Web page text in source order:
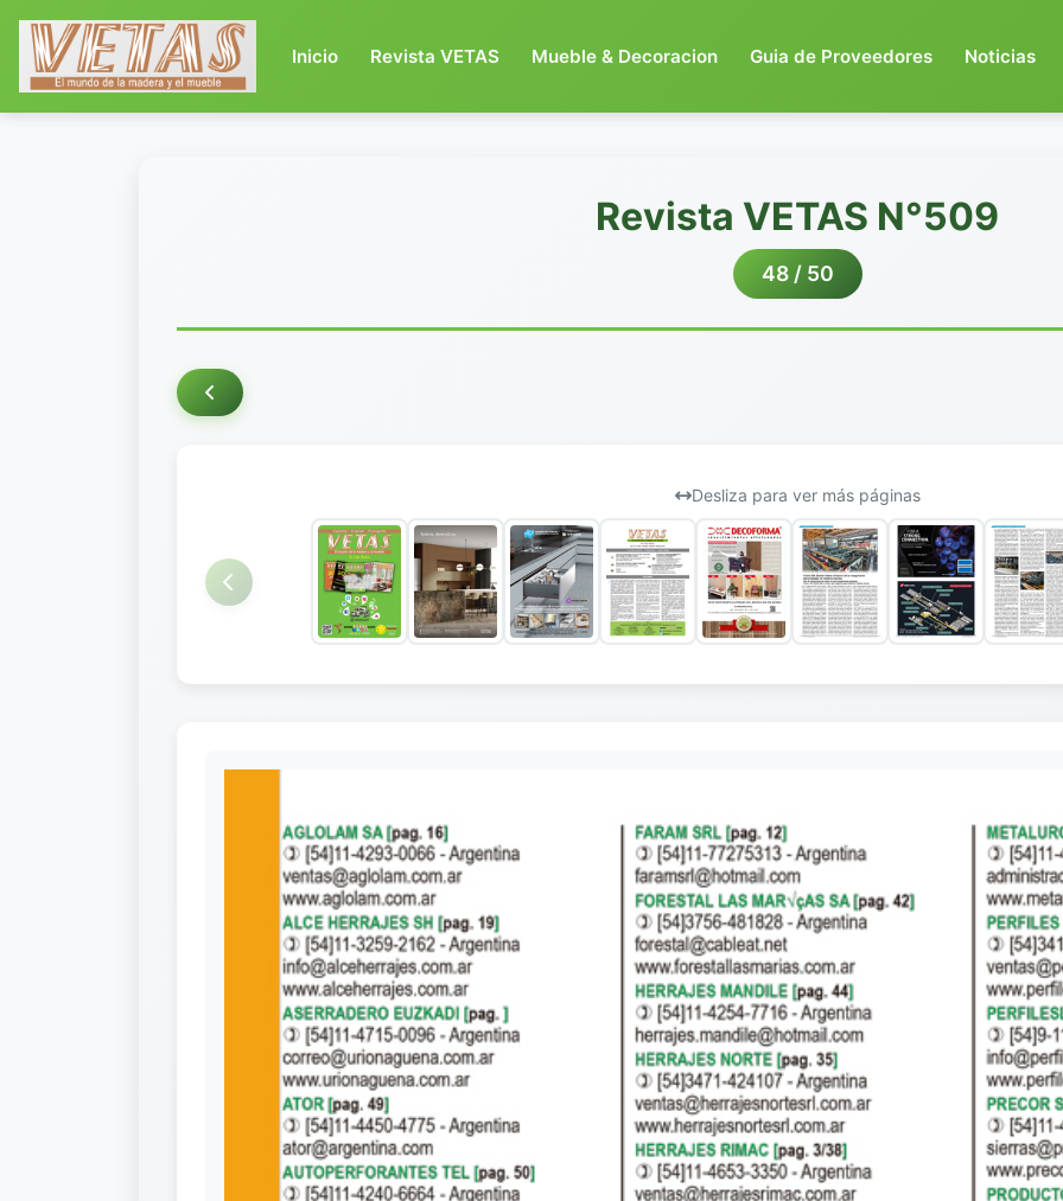
Inicio(current)
Revista VETAS Mueble & Decoracion Guia de Proveedores Noticias
Revista VETAS N°509
48 / 50
Desliza para ver más páginas